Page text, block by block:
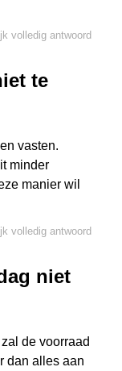
volledig antwoord
te
vasten.
minder
manier wil
volledig antwoord
niet
de voorraad
dan alles aan